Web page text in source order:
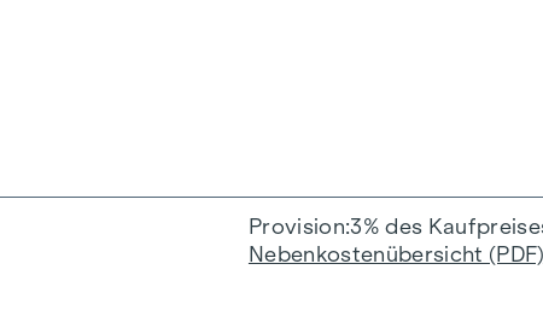
Provision 3% des
Nebenkostenübersicht (PDF)